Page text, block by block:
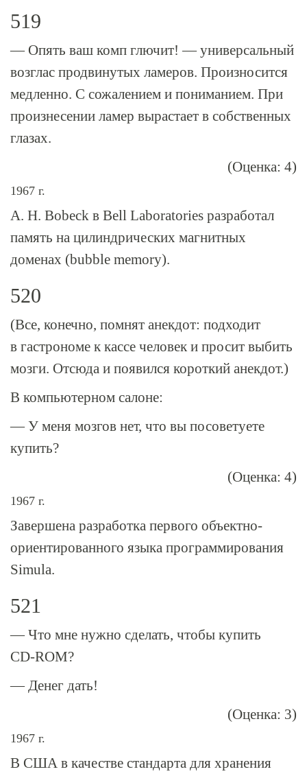
519
— Опять ваш комп глючит! — универсальный
возглас продвинутых ламеров. Произносится
медленно. С сожалением и пониманием. При
произнесении ламер вырастает в собственных
глазах.
(Оценка: 4)
1967 г.
А. Н. Bobeck в Bell Laboratories разработал
память на цилиндрических магнитных
доменах (bubble memory).
520
(Все, конечно, помнят анекдот: подходит
в гастрономе к кассе человек и просит выбить
мозги. Отсюда и появился короткий анекдот.)
В компьютерном салоне:
— У меня мозгов нет, что вы посоветуете
купить?
(Оценка: 4)
1967 г.
Завершена разработка первого объектно-
ориентированного языка программирования
Simula.
521
— Что мне нужно сделать, чтобы купить
CD-ROM?
— Денег дать!
(Оценка: 3)
1967 г.
В США в качестве стандарта для хранения